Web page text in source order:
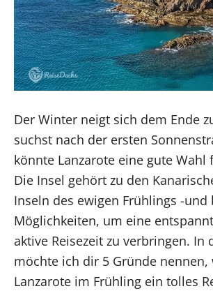
Der Winter neigt sich dem Ende
suchst nach der ersten
könnte Lanzarote eine gute Wahl
Die Insel gehört zu den
Inseln des ewigen Frühlings -und
Möglichkeiten, um eine
aktive Reisezeit zu verbringen. In
möchte ich dir 5 Gründe nennen,
Lanzarote im Frühling ein tolles